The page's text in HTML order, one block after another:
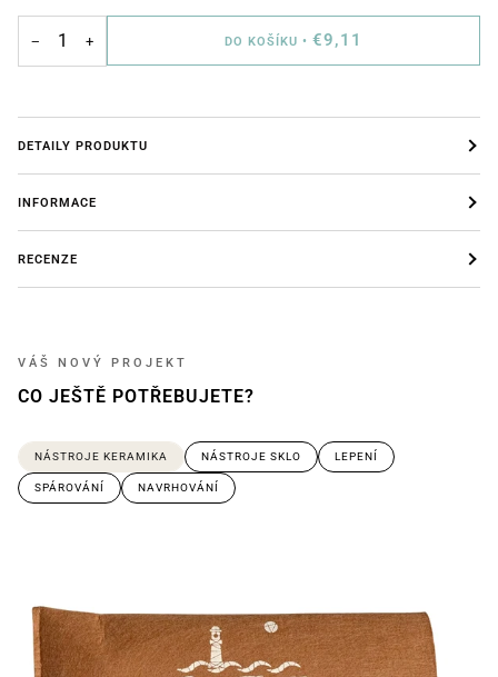
− + DO KOŠÍKU• €9,11
DETAILY PRODUKTU
INFORMACE
RECENZE
VÁŠ NOVÝ PROJEKT
CO JEŠTĚ POTŘEBUJETE?
NÁSTROJE KERAMIKA NÁSTROJE SKLO LEPENÍ
SPÁROVÁNÍ NAVRHOVÁNÍ